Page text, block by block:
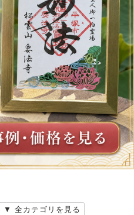
▼ 全カテゴリを見る